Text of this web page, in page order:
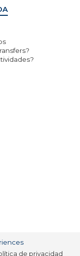
de privacidad